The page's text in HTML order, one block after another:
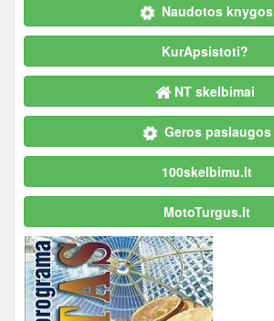
Naudotos knygos
KurApsistoti?
NT skelbimai
Geros paslaugos
100skelbimu.lt
MotoTurgus.lt